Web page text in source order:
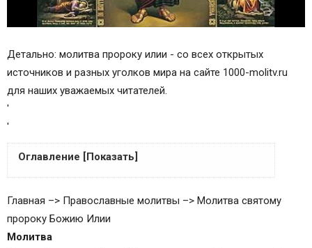
Детально: молитва пророку илии - со всех открытых
источников и разных уголков мира на сайте 1000-molitv.ru
для наших уважаемых читателей.
'
'
Оглавление [Показать]
Популярные молитвы:
Молитва Илье пророку о помощи
Главная –> Православные молитвы –> Молитва святому
пророку Божию Илии
Молитва